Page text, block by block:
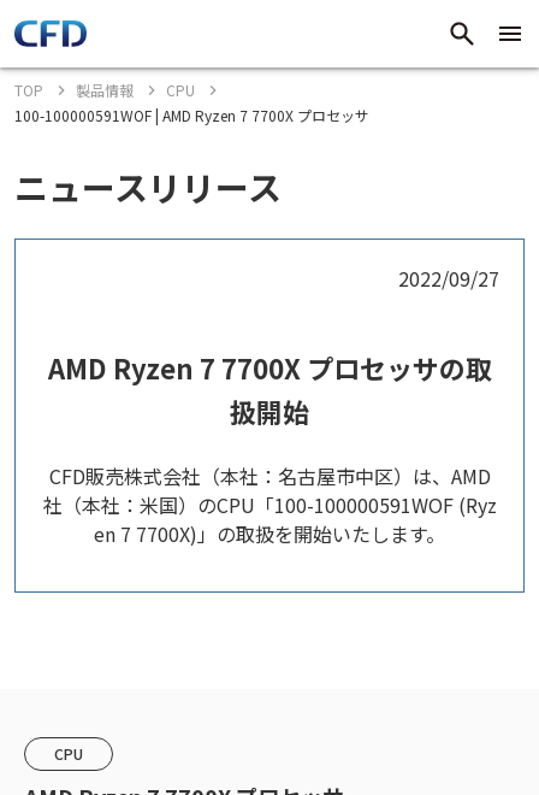
TOP 製品情報
CPU
100-100000591WOF | AMD Ryzen 7 7700X プロセッサ
ニュースリリース
2022/09/27
AMD Ryzen 7 7700X プロセッサの取
扱開始
CFD販売株式会社（本社：名古屋市中区）は、AMD
社（本社：米国）のCPU「100-100000591WOF (Ryz
en 7 7700X)」の取扱を開始いたします。
CPU